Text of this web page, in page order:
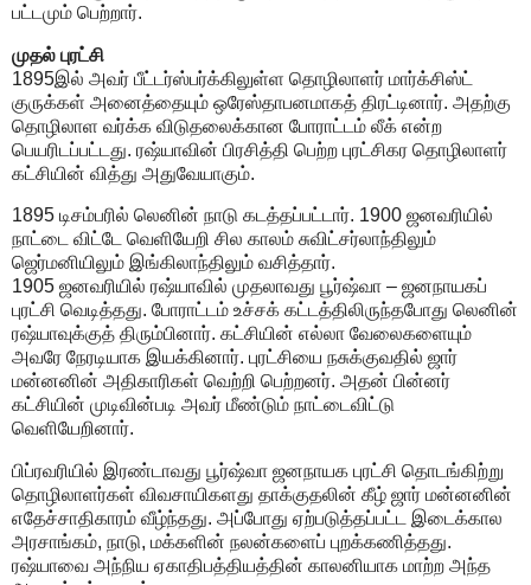
பட்டமும் பெற்றார்.
முதல் புரட்சி
1895இல் அவர் பீட்டர்ஸ்பர்க்கிலுள்ள தொழிலாளர் மார்க்சிஸ்ட்
குருக்கள் அனைத்தையும் ஒரேஸ்தாபனமாகத் திரட்டினார். அதற்கு
தொழிலாள வர்க்க விடுதலைக்கான போராட்டம் லீக் என்ற
பெயரிடப்பட்டது. ரஷ்யாவின் பிரசித்தி பெற்ற புரட்சிகர தொழிலாளர்
கட்சியின் வித்து அதுவேயாகும்.
1895 டிசம்பரில் லெனின் நாடு கடத்தப்பட்டார். 1900 ஜனவரியில்
நாட்டை விட்டே வெளியேறி சில காலம் சுவிட்சர்லாந்திலும்
ஜெர்மனியிலும் இங்கிலாந்திலும் வசித்தார்.
1905 ஜனவரியில் ரஷ்யாவில் முதலாவது பூர்ஷ்வா – ஜனநாயகப்
புரட்சி வெடித்தது. போராட்டம் உச்சக் கட்டத்திலிருந்தபோது லெனின்
ரஷ்யாவுக்குத் திரும்பினார். கட்சியின் எல்லா வேலைகளையும்
அவரே நேரடியாக இயக்கினார். புரட்சியை நசுக்குவதில் ஜார்
மன்னனின் அதிகாரிகள் வெற்றி பெற்றனர். அதன் பின்னர்
கட்சியின் முடிவின்படி அவர் மீண்டும் நாட்டைவிட்டு
வெளியேறினார்.
பிப்ரவரியில் இரண்டாவது பூர்ஷ்வா ஜனநாயக புரட்சி தொடங்கிற்று
தொழிலாளர்கள் விவசாயிகளது தாக்குதலின் கீழ் ஜார் மன்னனின்
எதேச்சாதிகாரம் வீழ்ந்தது. அப்போது ஏற்படுத்தப்பட்ட இடைக்கால
அரசாங்கம், நாடு, மக்களின் நலன்களைப் புறக்கணித்தது.
ரஷ்யாவை அந்நிய ஏகாதிபத்தியத்தின் காலனியாக மாற்ற அந்த